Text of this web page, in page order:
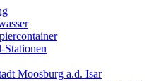
Stationen
Moosburg a.d. Isar